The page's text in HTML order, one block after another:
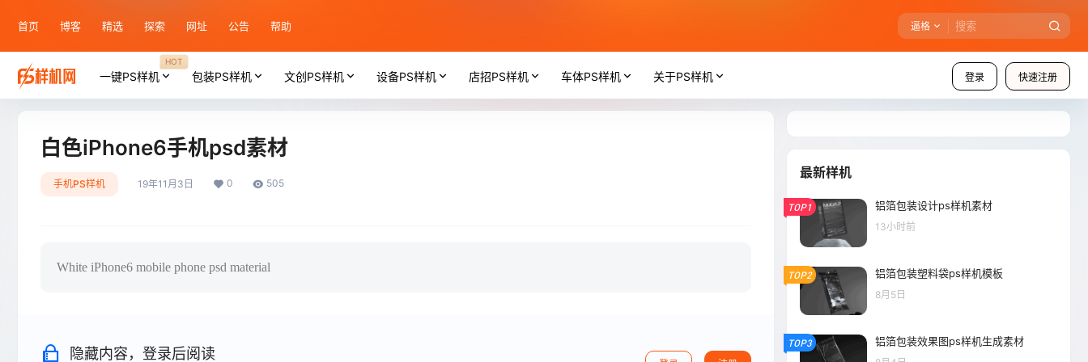
首页 博客 精选 探索 网址 公告 帮助 逼格
登录 快速注册
一键PS样机
HOT
包装PS样机 文创PS样机 设备PS样机 店招PS样机 车体PS样机 关于PS样机
白色iPhone6手机psd素材
手机PS样机 19年11月3日 0 505
White iPhone6 mobile phone psd material
隐藏内容，登录后阅读
最新样机
TOP1 铝箔包装设计ps样机素材
13小时前
TOP2 铝箔包装塑料袋ps样机模板
8月5日
TOP3 铝箔包装效果图ps样机生成素材